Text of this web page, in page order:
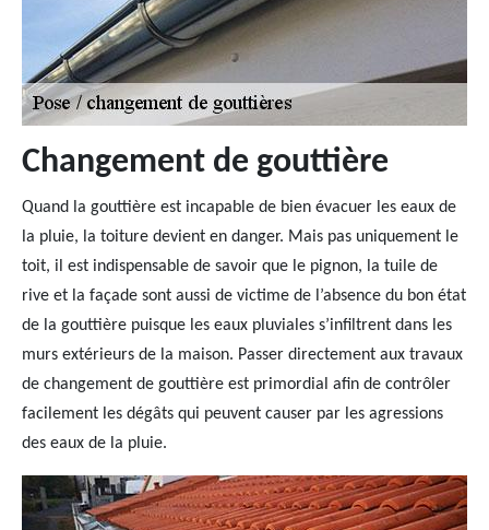
Changement de gouttière
Quand la gouttière est incapable de bien évacuer les eaux de
la pluie, la toiture devient en danger. Mais pas uniquement le
toit, il est indispensable de savoir que le pignon, la tuile de
rive et la façade sont aussi de victime de l’absence du bon état
de la gouttière puisque les eaux pluviales s’infiltrent dans les
murs extérieurs de la maison. Passer directement aux travaux
de changement de gouttière est primordial afin de contrôler
facilement les dégâts qui peuvent causer par les agressions
des eaux de la pluie.